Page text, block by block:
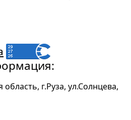
г.Руза, ул.Солнцева,